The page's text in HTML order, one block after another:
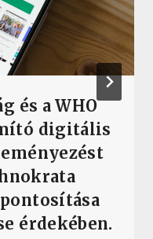
és a WHO
digitális
érdekében.